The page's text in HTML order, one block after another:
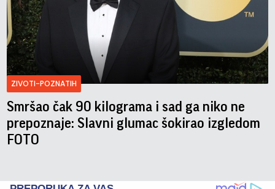
ZIVOTI-POZNATIH
Smršao čak 90 kilograma i sad ga niko ne
prepoznaje: Slavni glumac šokirao izgledom
FOTO